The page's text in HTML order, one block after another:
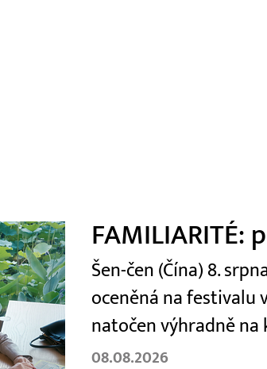
Šen-čen (Čína) 8.
oceněná na festivalu
natočen výhradně na
08.08.2026